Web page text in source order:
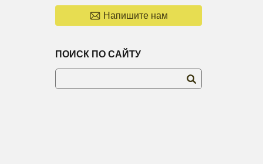
Напишите нам
ПОИСК ПО САЙТУ